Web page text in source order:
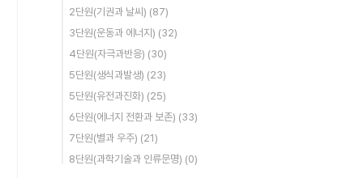
2단원(기권과 날씨) (87)
3단원(운동과 에너지) (32)
4단원(자극과반응) (30)
5단원(생식과발생) (23)
5단원(유전과진화) (25)
6단원(에너지 전환과 보존) (33)
7단원(별과 우주) (21)
8단원(과학기술과 인류문명) (0)